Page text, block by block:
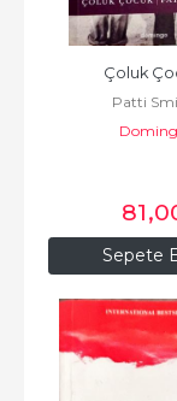
Sepete
Çoluk
Patti
81